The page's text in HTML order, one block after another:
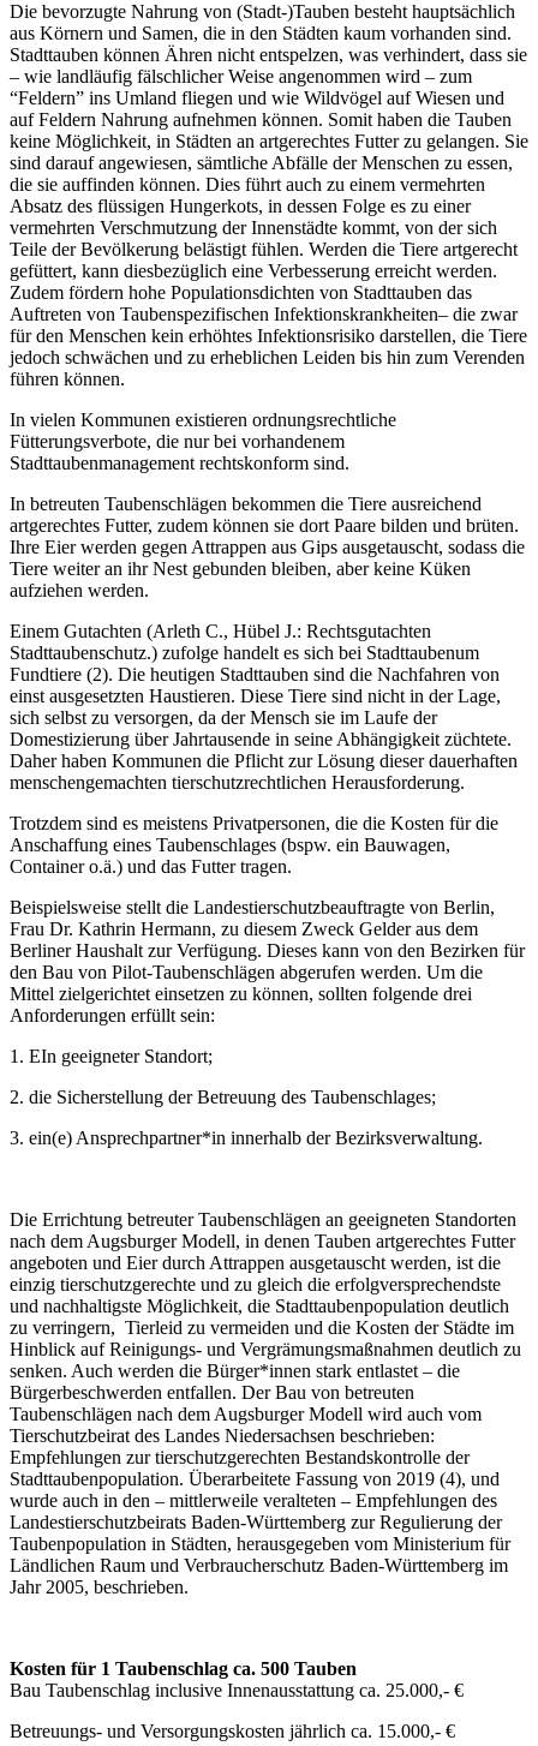
Die bevorzugte Nahrung von (Stadt-)Tauben besteht hauptsächlich
aus Körnern und Samen, die in den Städten kaum vorhanden sind.
Stadttauben können Ähren nicht entspelzen, was verhindert, dass sie
– wie landläufig fälschlicher Weise angenommen wird – zum
“Feldern” ins Umland fliegen und wie Wildvögel auf Wiesen und
auf Feldern Nahrung aufnehmen können. Somit haben die Tauben
keine Möglichkeit, in Städten an artgerechtes Futter zu gelangen. Sie
sind darauf angewiesen, sämtliche Abfälle der Menschen zu essen,
die sie auffinden können. Dies führt auch zu einem vermehrten
Absatz des flüssigen Hungerkots, in dessen Folge es zu einer
vermehrten Verschmutzung der Innenstädte kommt, von der sich
Teile der Bevölkerung belästigt fühlen. Werden die Tiere artgerecht
gefüttert, kann diesbezüglich eine Verbesserung erreicht werden.
Zudem fördern hohe Populationsdichten von Stadttauben das
Auftreten von Taubenspezifischen Infektionskrankheiten– die zwar
für den Menschen kein erhöhtes Infektionsrisiko darstellen, die Tiere
jedoch schwächen und zu erheblichen Leiden bis hin zum Verenden
führen können.
In vielen Kommunen existieren ordnungsrechtliche
Fütterungsverbote, die nur bei vorhandenem
Stadttaubenmanagement rechtskonform sind.
In betreuten Taubenschlägen bekommen die Tiere ausreichend
artgerechtes Futter, zudem können sie dort Paare bilden und brüten.
Ihre Eier werden gegen Attrappen aus Gips ausgetauscht, sodass die
Tiere weiter an ihr Nest gebunden bleiben, aber keine Küken
aufziehen werden.
Einem Gutachten (Arleth C., Hübel J.: Rechtsgutachten
Stadttaubenschutz.) zufolge handelt es sich bei Stadttaubenum
Fundtiere (2). Die heutigen Stadttauben sind die Nachfahren von
einst ausgesetzten Haustieren. Diese Tiere sind nicht in der Lage,
sich selbst zu versorgen, da der Mensch sie im Laufe der
Domestizierung über Jahrtausende in seine Abhängigkeit züchtete.
Daher haben Kommunen die Pflicht zur Lösung dieser dauerhaften
menschengemachten tierschutzrechtlichen Herausforderung.
Trotzdem sind es meistens Privatpersonen, die die Kosten für die
Anschaffung eines Taubenschlages (bspw. ein Bauwagen,
Container o.ä.) und das Futter tragen.
Beispielsweise stellt die Landestierschutzbeauftragte von Berlin,
Frau Dr. Kathrin Hermann, zu diesem Zweck Gelder aus dem
Berliner Haushalt zur Verfügung. Dieses kann von den Bezirken für
den Bau von Pilot-Taubenschlägen abgerufen werden. Um die
Mittel zielgerichtet einsetzen zu können, sollten folgende drei
Anforderungen erfüllt sein:
1. EIn geeigneter Standort;
2. die Sicherstellung der Betreuung des Taubenschlages;
3. ein(e) Ansprechpartner*in innerhalb der Bezirksverwaltung.
Die Errichtung betreuter Taubenschlägen an geeigneten Standorten
nach dem Augsburger Modell, in denen Tauben artgerechtes Futter
angeboten und Eier durch Attrappen ausgetauscht werden, ist die
einzig tierschutzgerechte und zu gleich die erfolgversprechendste
und nachhaltigste Möglichkeit, die Stadttaubenpopulation deutlich
zu verringern, Tierleid zu vermeiden und die Kosten der Städte im
Hinblick auf Reinigungs- und Vergrämungsmaßnahmen deutlich zu
senken. Auch werden die Bürger*innen stark entlastet – die
Bürgerbeschwerden entfallen. Der Bau von betreuten
Taubenschlägen nach dem Augsburger Modell wird auch vom
Tierschutzbeirat des Landes Niedersachsen beschrieben:
Empfehlungen zur tierschutzgerechten Bestandskontrolle der
Stadttaubenpopulation. Überarbeitete Fassung von 2019 (4), und
wurde auch in den – mittlerweile veralteten – Empfehlungen des
Landestierschutzbeirats Baden-Württemberg zur Regulierung der
Taubenpopulation in Städten, herausgegeben vom Ministerium für
Ländlichen Raum und Verbraucherschutz Baden-Württemberg im
Jahr 2005, beschrieben.
Kosten für 1 Taubenschlag ca. 500 Tauben
Bau Taubenschlag inclusive Innenausstattung ca. 25.000,- €
Betreuungs- und Versorgungskosten jährlich ca. 15.000,- €